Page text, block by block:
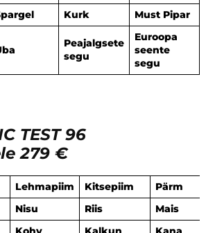
Kurk Must Pipar
Peajalgsete
segu
Euroopa
seente
segu
TEST 96
279 €
Lehmapiim Kitsepiim
Pärm
Nisu Riis
Mais